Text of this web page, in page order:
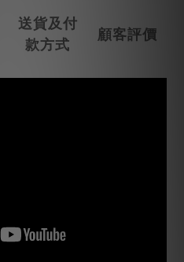
送貨及付
款方式
顧客評價